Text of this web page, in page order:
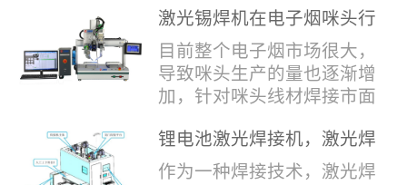
在过去一年里取得的各项成
会烫伤，在加上有干涉，烙
铁头不方便下去，目前在大
多数情况只能采用人工焊
接，目前人工成本贵，流动
性大，焊接的品质也难保
证。 但采用激光...
来越多的企业关注与使用，
那么在选择激光锡焊设备方
面应该关注哪几点哪？
其一，激光锡焊接设备上
动力核心部件，激光器肯定
是锡焊接设备最至关重要的
一环。目前作为激光锡焊接
激光锡焊机在电子烟咪头行
业的应用
目前整个电子烟市场很大，
导致咪头生产的量也逐渐增
加，针对咪头线材焊接市面
统烙铁焊接，优势价格便
宜，咪头焊接自动化生产线
锂电池激光焊接机，激光焊
锡机厂家如何选？
作为一种焊接技术，激光焊